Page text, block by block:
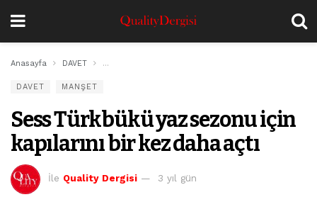
Anasayfa DAVET Sess Türkbükü yaz sezonu için kapılarını bir kez daha
DAVET MANŞET
Sess Türkbükü yaz sezonu için
kapılarını bir kez daha açtı
İle Quality Dergisi 3 yıl gün